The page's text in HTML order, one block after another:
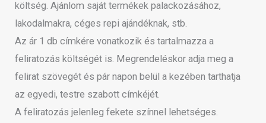
költség. Ajánlom saját termékek palackozásához,
lakodalmakra, céges repi ajándéknak, stb.
Az ár 1 db címkére vonatkozik és tartalmazza a
feliratozás költségét is. Megrendeléskor adja meg a
felirat szövegét és pár napon belül a kezében tarthatja
az egyedi, testre szabott címkéjét.
A feliratozás jelenleg fekete színnel lehetséges.